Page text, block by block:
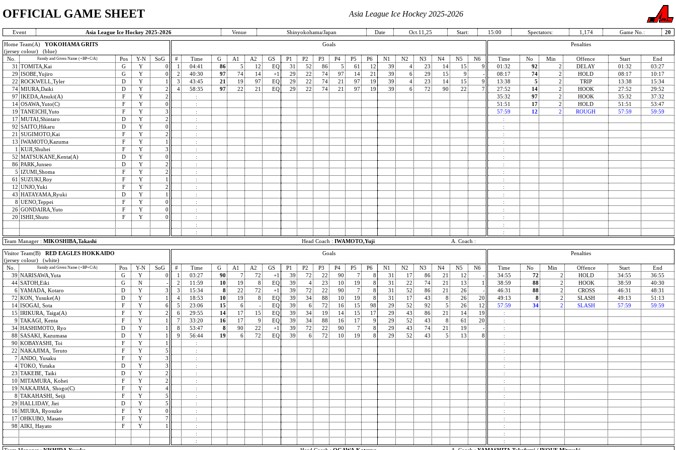
OFFICIAL GAME SHEET Asia League Ice Hockey 2025-2026
Event Asia League Ice Hockey 2025-2026 Venue Shinyokohama/Japan Date Oct.11,25 Start: 15:00 Spectators: 1,174 Game No.:
20
Home Team(A) YOKOHAMA GRITS
(jersey colour) (blue)
No.
Family and Given Name (+BP+C/A) Pos Y-N
SoG
31 TOMITA,Kai G Y
0
29 ISOBE,Yujiro G Y
0
22 ROCKWELL,Tyler D Y
1
74 MIURA,Daiki D Y
2
97 IKEDA,Atsuki(A) F Y
2
14 OSAWA,Yuto(C) F Y
0
19 TANEICHI,Yuto F Y
3
17 MUTAI,Shintaro D Y
2
92 SAITO,Hikaru D Y
0
21 SUGIMOTO,Kai F Y
2
13 IWAMOTO,Kazuma F Y
1
1 KUJI,Shuhei F Y
3
52 MATSUKANE,Kenta(A) D Y
0
86 PARK,Junseo D Y
2
5 IZUMI,Shoma F Y
2
61 SUZUKI,Roy F Y
1
12 UNJO,Yuki F Y
2
43 HATAYAMA,Ryuki D Y
1
8 UENO,Teppei F Y
0
26 GONDAIRA,Yuto F Y
0
20 ISHII,Shuto F Y 0
Goals
# Time G A1 A2 GS P1 P2 P3 P4 P5 P6 N1 N2 N3 N4 N5
N6
1
04:41 86 5 12 EQ 31 52 86 5 61 12 39 4 23 14 15
9
2
40:30 97 74 14 +1 29 22 74 97 14 21 39 6 29 15 9
-
3
43:45 21 19 97 EQ 29 22 74 21 97 19 39 4 23 14 15
9
4
58:35 97 22 21 EQ 29 22 74 21 97 19 39 6 72 90 22
7
:
:
:
:
:
:
:
:
:
:
:
:
:
:
:
:
:
:
:
Penalties
Time No Min Offence Start
End
01:32
92 2 DELAY 01:32
03:27
08:17
74 2 HOLD 08:17
10:17
13:38
5 2 TRIP 13:38
15:34
27:52
14 2 HOOK 27:52
29:52
35:32
97 2 HOOK 35:32
37:32
51:51
17 2 HOLD 51:51
53:47
57:59
12 2 ROUGH 57:59
59:59
:
:
:
:
:
:
:
:
:
:
:
:
:
:
:
:
Team Manager : MIKOSHIBA,Takashi Head Coach : IWAMOTO,Yuji
A. Coach :
Visitor Team(B) RED EAGLES HOKKAIDO
(jersey colour) (white)
No.
Family and Given Name (+BP+C/A) Pos Y-N
SoG
39 NARISAWA,Yuta G Y
0
44 SATOH,Eiki G N
-
6 YAMADA, Kotaro D Y
3
72 KON, Yusuke(A) D Y
1
14 ISOGAI, Sota F Y
6
15 IRIKURA, Taiga(A) F Y
2
9 TAKAGI, Kenta F Y
1
34 HASHIMOTO, Ryo D Y
1
88 SASAKI, Kazumasa D Y
1
90 KOBAYASHI, Toi F Y
1
22 NAKAJIMA, Teruto F Y
5
7 ANDO, Yusaku F Y
3
4 TOKO, Yutaka D Y
3
23 TAKEBE, Taiki D Y
2
10 MITAMURA, Kohei F Y
2
19 NAKAJIMA, Shogo(C) F Y
4
8 TAKAHASHI, Seiji F Y
5
29 HALLIDAY, Jiei D Y
5
16 MIURA, Ryosuke F Y
0
17 OHKUBO, Masato F Y
7
98 AIKI, Hayato F Y 1
Goals
# Time G A1 A2 GS P1 P2 P3 P4 P5 P6 N1 N2 N3 N4 N5
N6
1
03:27 90 7 72 +1 39 72 22 90 7 8 31 17 86 21 12
-
2
11:59 10 19 8 EQ 39 4 23 10 19 8 31 22 74 21 13
1
3
15:34 8 22 72 +1 39 72 22 90 7 8 31 52 86 21 26
-
4
18:53 10 19 8 EQ 39 34 88 10 19 8 31 17 43 8 26
20
5
23:06 15 6 - EQ 39 6 72 16 15 98 29 52 92 5 26
12
6
29:55 14 17 15 EQ 39 34 19 14 15 17 29 43 86 21 14
19
7
33:20 16 17 9 EQ 39 34 88 16 17 9 29 52 43 8 61
20
8
53:47 8 90 22 +1 39 72 22 90 7 8 29 43 74 21 19
-
9
56:44 19 6 72 EQ 39 6 72 10 19 8 29 52 43 5 13
8
:
:
:
:
:
:
:
:
:
:
:
:
:
:
Penalties
Time No Min Offence Start
End
34:55
72 2 HOLD 34:55
36:55
38:59
88 2 HOOK 38:59
40:30
46:31
88 2 CROSS 46:31
48:31
49:13
8 2 SLASH 49:13
51:13
57:59
34 2 SLASH 57:59
59:59
:
:
:
:
:
:
:
:
:
:
:
:
:
:
:
:
:
: